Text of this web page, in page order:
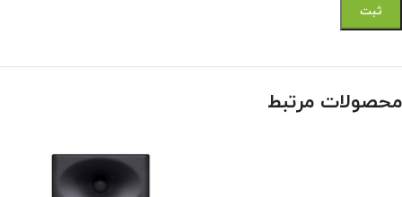
محصولات مرتبط